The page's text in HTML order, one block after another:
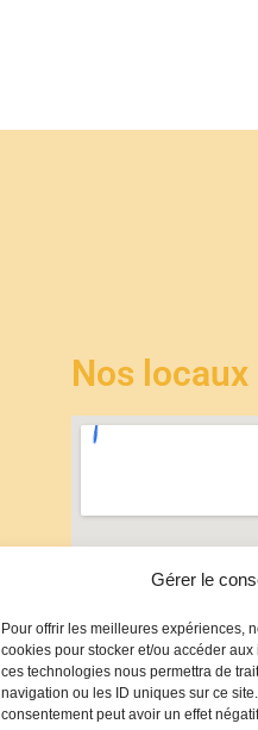
Gérer le
Pour offrir les meilleures expériences,
cookies pour stocker et/ou accéder
ces technologies nous permettra de
navigation ou les ID uniques sur ce
consentement peut avoir un effet
Nos locaux